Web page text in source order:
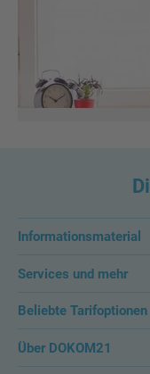
Informationsmaterial
Services und mehr
Beliebte Tarifoptionen
Über DOKOM21